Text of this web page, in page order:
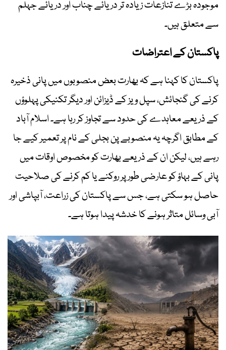
موجودہ بڑے تنازعات زیادہ تر دریائے چناب اور دریائے جہلم
سے متعلق ہیں۔
پاکستان کے اعتراضات
پاکستان کا کہنا ہے کہ بھارت بعض منصوبوں میں پانی ذخیرہ
کرنے کی گنجائش، سپل ویز کے ڈیزائن اور دیگر تکنیکی پہلوؤں
کے ذریعے معاہدے کی حدود سے تجاوز کر رہا ہے۔ اسلام آباد
کے مطابق اگرچہ یہ منصوبے پن بجلی کے نام پر تعمیر کیے جا
رہے ہیں، لیکن ان کے ذریعے بھارت کو مخصوص اوقات میں
پانی کے بہاؤ کو عارضی طور پر روکنے یا کم کرنے کی صلاحیت
حاصل ہو سکتی ہے، جس سے پاکستان کی زراعت، آبپاشی اور
آبی وسائل متاثر ہونے کا خدشہ پیدا ہوتا ہے۔